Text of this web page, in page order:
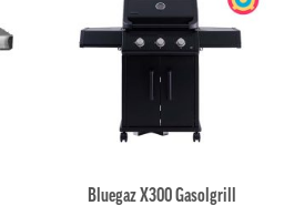
Bluegaz X300 Gasolgrill